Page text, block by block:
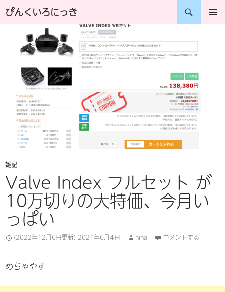
コぴんくいろにっき
検
雑記
Valve Index フルセット が
10万切りの大特価、今月い
っぱい
(2022年12月6日更新) 2021年6月4日 hina コメントする
めちゃやす